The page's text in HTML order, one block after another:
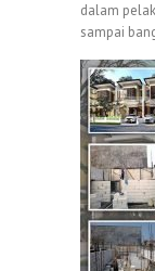
dalam
sampai